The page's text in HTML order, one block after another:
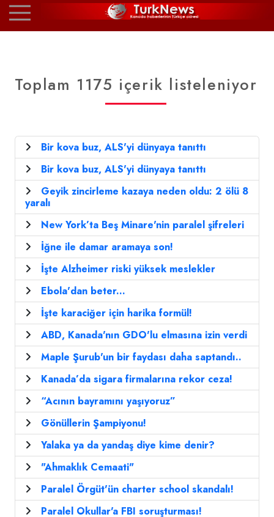
Toplam 1175 içerik listeleniyor
Bir kova buz, ALS'yi dünyaya tanıttı
Bir kova buz, ALS'yi dünyaya tanıttı
Geyik zincirleme kazaya neden oldu: 2 ölü 8
yaralı
New York’ta Beş Minare'nin paralel şifreleri
İğne ile damar aramaya son!
İşte Alzheimer riski yüksek meslekler
Ebola'dan beter...
İşte karaciğer için harika formül!
ABD, Kanada'nın GDO'lu elmasına izin verdi
Maple Şurub'un bir faydası daha saptandı..
Kanada’da sigara firmalarına rekor ceza!
“Acının bayramını yaşıyoruz”
Gönüllerin Şampiyonu!
Yalaka ya da yandaş diye kime denir?
"Ahmaklık Cemaati"
Paralel Örgüt'ün charter school skandalı!
Paralel Okullar'a FBI soruşturması!